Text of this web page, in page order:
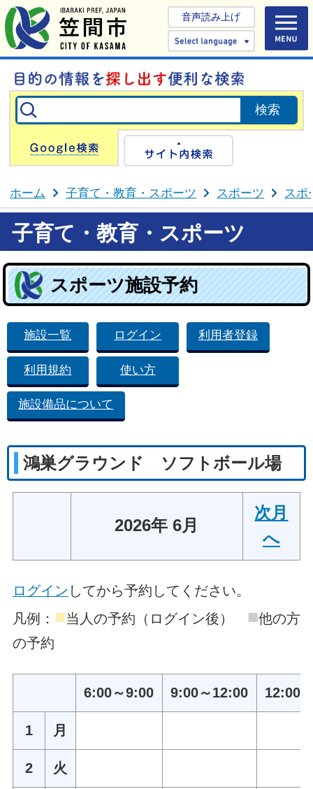
音声読み上げ
Select
Google検索
ホーム 子育て・教育・スポーツ スポーツ スポ
子育て・教育・スポーツ
スポーツ施設予約
施設一覧 ログイン 利用者登録
利用規約 使い方
施設備品について
鴻巣グラウンド ソフトボール場
2026年 6月
次月
へ
ログイン してから予約してください。
凡例： ■当人の予約（ログイン後） ■他の方
の予約
6:00～9:00 9:00～12:00 12:00
1 月
2 火